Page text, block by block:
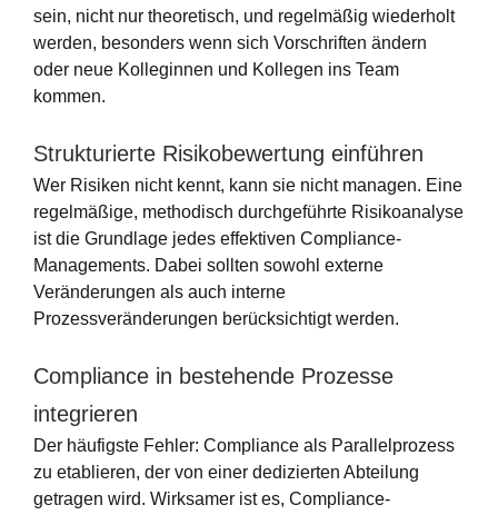
sein, nicht nur theoretisch, und regelmäßig wiederholt
werden, besonders wenn sich Vorschriften ändern
oder neue Kolleginnen und Kollegen ins Team
kommen.
Strukturierte Risikobewertung einführen
Wer Risiken nicht kennt, kann sie nicht managen. Eine
regelmäßige, methodisch durchgeführte Risikoanalyse
ist die Grundlage jedes effektiven Compliance-
Managements. Dabei sollten sowohl externe
Veränderungen als auch interne
Prozessveränderungen berücksichtigt werden.
Compliance in bestehende Prozesse
integrieren
Der häufigste Fehler: Compliance als Parallelprozess
zu etablieren, der von einer dedizierten Abteilung
getragen wird. Wirksamer ist es, Compliance-